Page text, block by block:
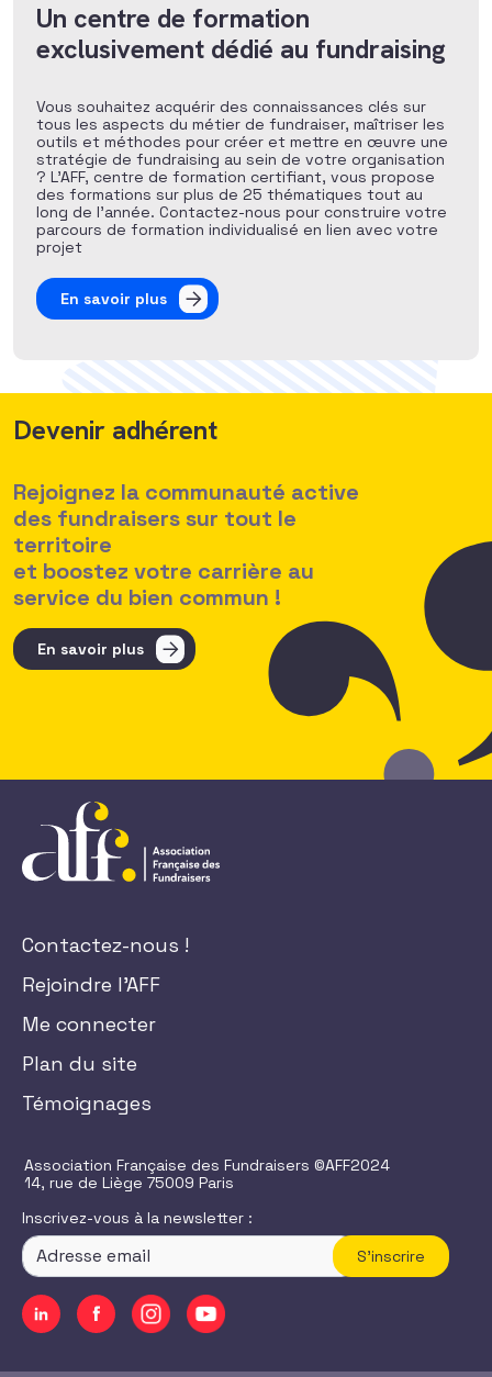
Un centre de formation
exclusivement dédié au fundraising
Vous souhaitez acquérir des connaissances clés sur
tous les aspects du métier de fundraiser, maîtriser les
outils et méthodes pour créer et mettre en œuvre une
stratégie de fundraising au sein de votre organisation
? L’AFF, centre de formation certifiant, vous propose
des formations sur plus de 25 thématiques tout au
long de l’année. Contactez-nous pour construire votre
parcours de formation individualisé en lien avec votre
projet
En savoir plus
Devenir adhérent
Rejoignez la communauté active
des fundraisers sur tout le
territoire
et boostez votre carrière au
service du bien commun !
En savoir plus
Contactez-nous !
Rejoindre l'AFF
Me connecter
Plan du site
Témoignages
Association Française des Fundraisers ©AFF2024
14, rue de Liège 75009 Paris
Inscrivez-vous à la newsletter :
S'inscrire